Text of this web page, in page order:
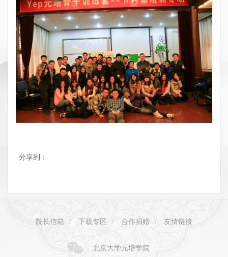
分享到：
院长信箱 / 下载专区 / 合作捐赠 / 友情链接
北京大学元培学院